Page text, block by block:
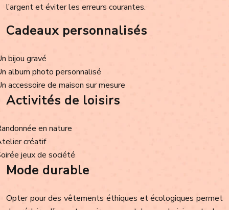
l’argent et éviter les erreurs courantes.
Cadeaux personnalisés
bijou gravé
album photo personnalisé
accessoire de maison sur mesure
Activités de loisirs
en nature
créatif
jeux de société
Mode durable
Opter pour des vêtements éthiques et écologiques permet